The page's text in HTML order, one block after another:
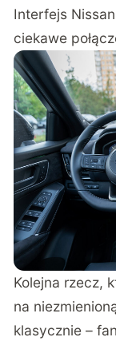
Interfejs
ciekawe
Kolejna rzecz,
na
klasycznie –